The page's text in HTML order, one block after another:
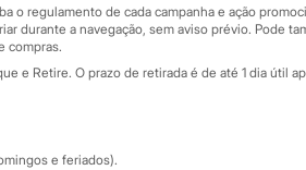
o regulamento de cada campanha e ação
durante a navegação, sem aviso prévio.
compras.
e Retire. O prazo de retirada é de até 1 dia
e feriados).